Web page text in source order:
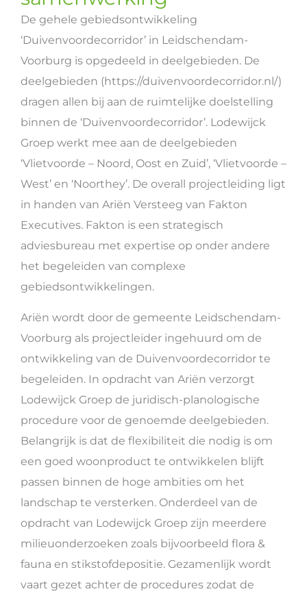
De gehele gebiedsontwikkeling
‘Duivenvoordecorridor’ in Leidschendam-
Voorburg is opgedeeld in deelgebieden. De
deelgebieden (https://duivenvoordecorridor.nl/)
dragen allen bij aan de ruimtelijke doelstelling
binnen de ‘Duivenvoordecorridor’. Lodewijck
Groep werkt mee aan de deelgebieden
‘Vlietvoorde – Noord, Oost en Zuid’, ‘Vlietvoorde –
West’ en ‘Noorthey’. De overall projectleiding ligt
in handen van Ariën Versteeg van Fakton
Executives. Fakton is een strategisch
adviesbureau met expertise op onder andere
het begeleiden van complexe
gebiedsontwikkelingen.
Ariën wordt door de gemeente Leidschendam-
Voorburg als projectleider ingehuurd om de
ontwikkeling van de Duivenvoordecorridor te
begeleiden. In opdracht van Ariën verzorgt
Lodewijck Groep de juridisch-planologische
procedure voor de genoemde deelgebieden.
Belangrijk is dat de flexibiliteit die nodig is om
een goed woonproduct te ontwikkelen blijft
passen binnen de hoge ambities om het
landschap te versterken. Onderdeel van de
opdracht van Lodewijck Groep zijn meerdere
milieuonderzoeken zoals bijvoorbeeld flora &
fauna en stikstofdepositie. Gezamenlijk wordt
vaart gezet achter de procedures zodat de